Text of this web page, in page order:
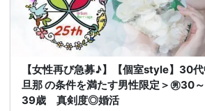
【女性再び急募♪】【個室style】30
旦那 の条件を満たす男性限定＞㊚30
39歳 真剣度◎婚活